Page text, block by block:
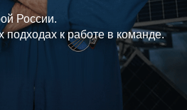
России.
подходах к работе в команде.